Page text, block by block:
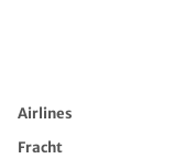
Airlines
Fracht